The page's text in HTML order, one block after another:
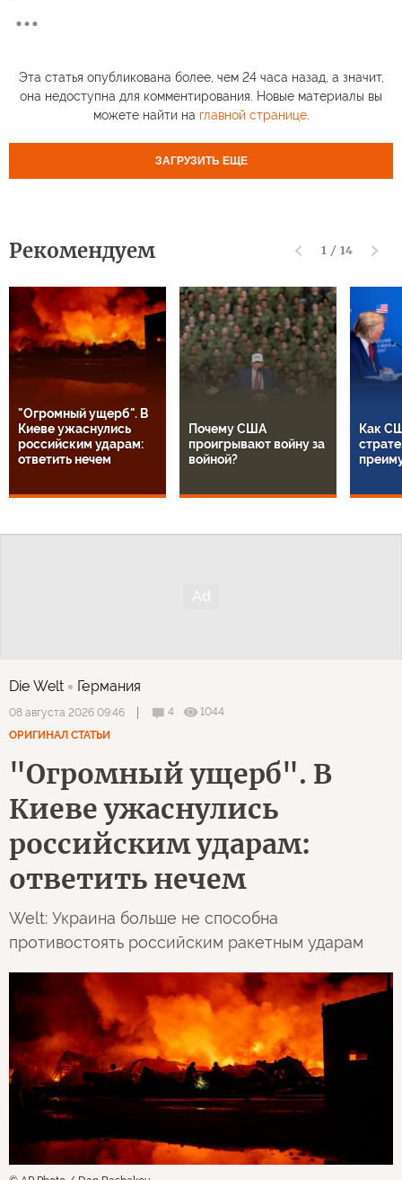
Эта статья опубликована более, чем 24 часа назад, а значит,
она недоступна для комментирования. Новые материалы вы
можете найти на главной странице.
ЗАГРУЗИТЬ ЕЩЕ
Рекомендуем 1 / 14
"Огромный ущерб". В
Киеве ужаснулись
российским ударам:
ответить нечем
Почему США
проигрывают войну за
войной?
Как
Die Welt Германия
08 августа 2026 09:46 4
1044
ОРИГИНАЛ СТАТЬИ
"Огромный ущерб". В
Киеве ужаснулись
российским ударам:
ответить нечем
Welt: Украина больше не способна
противостоять российским ракетным ударам